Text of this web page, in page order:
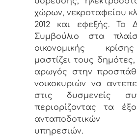
χώρων, νεκροταφείου
2012 και εφεξής. Το
Συμβούλιο στα
οικονομικής
μαστίζει τους δημότες,
αρωγός στην
νοικοκυριών να
στις δυσμενείς
περιορίζοντας τα
ανταποδοτικών
υπηρεσιών.